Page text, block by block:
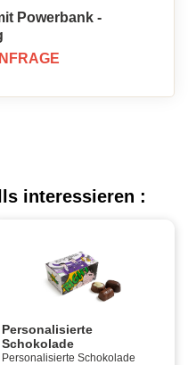
Powerbank -
interessieren :
Personalisierte
Schokolade
Personalisierte Schokolade